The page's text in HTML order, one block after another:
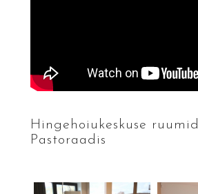
Hingehoiukeskuse ruumid
Pastoraadis